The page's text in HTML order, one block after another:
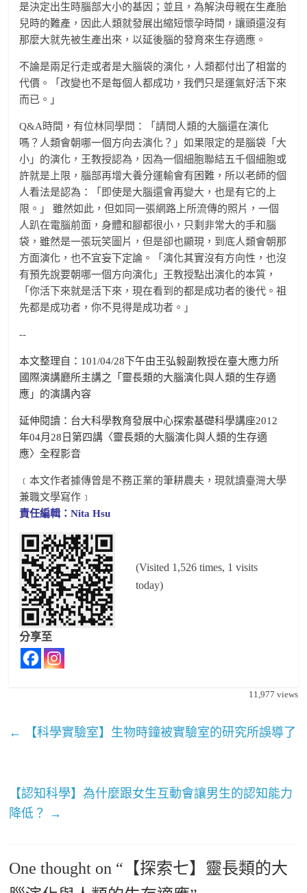
是決定出生時腦部大小的基因；並且，為解決母親在生產胎
兒時的難產，因此人類就發展出縮短懷孕時間，讓頭還沒有
那麼大就先被生產出來，以延後腦的發育來生存適應。
不論是兩足行走或者是大腦袋的演化，人類都付出了相當的
代價。「改變也不是每個人都成功，我們只是運氣好活下來
而已。」
Q&A時間，有位林同學問：「請問人類的大腦還在演化
嗎？人類會朝哪一個方向去演化？」如果限定的是腦袋「大
小」的演化，王教授認為，因為一個細胞聯結五千個細胞或
許就是上限，腦部再增大養分運輸會有困難，所以老師的個
人看法是認為：「即使是大腦還會再變大，也是有它的上
限。」 雖然如此，但如同一張網路上所流傳的照片，一個
人趴在電腦前面，身體和腳都很小，只剩非常大的手和腦
袋，雖然是一張玩笑圖片，但是卻也顯現，到底人類會朝那
方面演化，也不宜妄下定論。「演化其實沒有方向性，也沒
有預先說要朝哪一個方向演化」王教授點出演化的本質，
「你活下來就是活下來，現在看到的都是成功者的後代。祖
先都是成功者，你不見得是成功者。」
--
本文整理自：101/04/28下午由王弘毅副教授在臺大應力所
國際演講廳所主講之「靈長類的大腦演化與人類的生存適
應」的演講內容
延伸閱讀：台大科學教育發展中心探索基礎科學講座2012
年04月28日第四講〈靈長類的大腦演化與人類的生存適
應〉全程影音
﹝本文作者據傳曾是不務正業的筆耕農夫，現就讀臺灣大學
兼職文學寫作﹞
責任編輯：Nita Hsu
(Visited 1,526 times, 1 visits
today)
分享至
11,977 views
← 【科學實驗室】生物時鐘被實驗室的研究所誤導了
【認知科學】為什麼跟女生互動會讓男生的認知能力
降低？ →
One thought on “ 【探索七】靈長類的大